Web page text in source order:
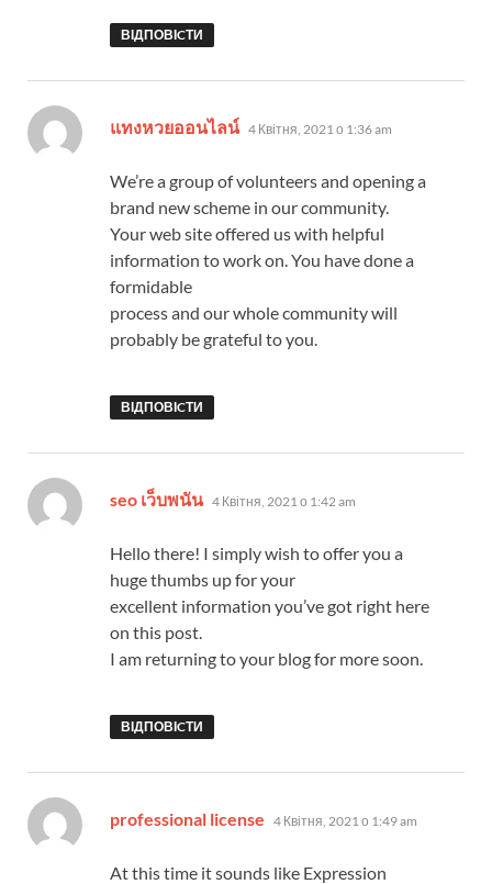
ВІДПОВІCТИ
แทงหวยออนไลน์ 4 Квітня, 2021 о 1:36 am
We’re a group of volunteers and opening a
brand new scheme in our community.
Your web site offered us with helpful
information to work on. You have done a
formidable
process and our whole community will
probably be grateful to you.
ВІДПОВІCТИ
seo เว็บพนัน 4 Квітня, 2021 о 1:42 am
Hello there! I simply wish to offer you a
huge thumbs up for your
excellent information you’ve got right here
on this post.
I am returning to your blog for more soon.
ВІДПОВІCТИ
professional license 4 Квітня, 2021 о 1:49 am
At this time it sounds like Expression